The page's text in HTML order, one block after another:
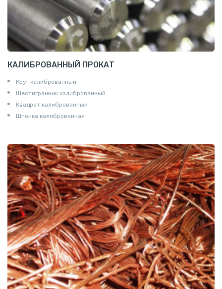
КАЛИБРОВАННЫЙ ПРОКАТ
Круг калиброванный
Шестигранник калиброванный
Квадрат калиброванный
Шпонка калиброванная